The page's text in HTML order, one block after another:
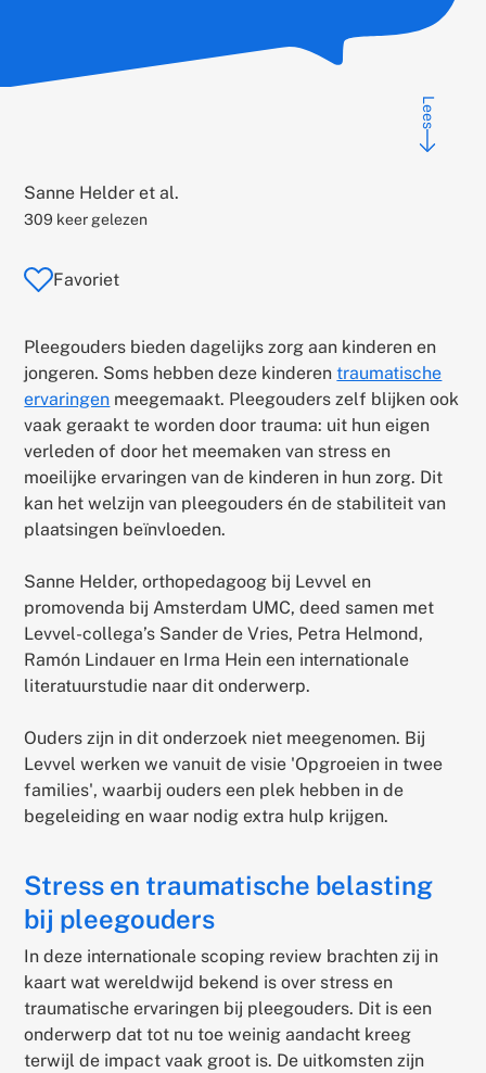
Lees
Auteur:
Sanne Helder et al.
309 keer gelezen
Favoriet
Pleegouders bieden dagelijks zorg aan kinderen en
jongeren. Soms hebben deze kinderentraumatische
ervaringen meegemaakt. Pleegouders zelf blijken ook
vaak geraakt te worden door trauma: uit hun eigen
verleden of door het meemaken van stress en
moeilijke ervaringen van de kinderen in hun zorg. Dit
kan het welzijn van pleegouders én de stabiliteit van
plaatsingen beïnvloeden.
Sanne Helder, orthopedagoog bij Levvel en
promovenda bij Amsterdam UMC, deed samen met
Levvel-collega’s Sander de Vries, Petra Helmond,
Ramón Lindauer en Irma Hein een internationale
literatuurstudie naar dit onderwerp.
Ouders zijn in dit onderzoek niet meegenomen. Bij
Levvel werken we vanuit de visie 'Opgroeien in twee
families', waarbij ouders een plek hebben in de
begeleiding en waar nodig extra hulp krijgen.
Stress en traumatische belasting
bij pleegouders
In deze internationale scoping review brachten zij in
kaart wat wereldwijd bekend is over stress en
traumatische ervaringen bij pleegouders. Dit is een
onderwerp dat tot nu toe weinig aandacht kreeg
terwijl de impact vaak groot is. De uitkomsten zijn